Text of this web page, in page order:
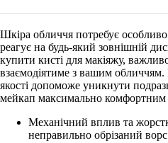
Шкіра обличчя потребує
реагує на будь-який зовнішній
купити кисті для макіяжу,
взаємодіятиме з вашим обличчям.
якості допоможе уникнути
мейкап максимально комфортним
Механічний вплив та
неправильно обрізаний